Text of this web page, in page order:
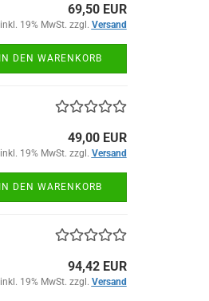
69,50 EUR
inkl. 19% MwSt. zzgl. Versand
IN DEN WARENKORB
49,00 EUR
inkl. 19% MwSt. zzgl. Versand
IN DEN WARENKORB
94,42 EUR
inkl. 19% MwSt. zzgl. Versand